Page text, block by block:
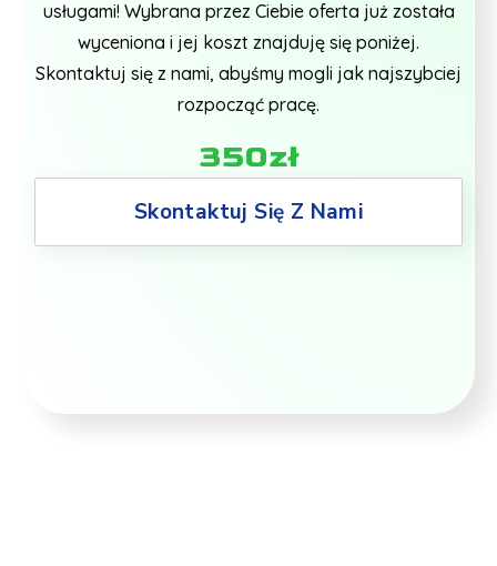
usługami! Wybrana przez Ciebie oferta już została
wyceniona i jej koszt znajduję się poniżej.
Skontaktuj się z nami, abyśmy mogli jak najszybciej
rozpocząć pracę.
350zł
Skontaktuj Się Z Nami